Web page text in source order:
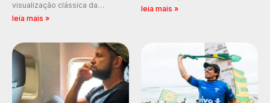
visualização clássica da
previsão de águas rasas,
agora integrada à nova
ondas para até 16 dias.
leia mais »
Miami (RN), em disputas
válidas pelo Qualifying Series
leia mais »